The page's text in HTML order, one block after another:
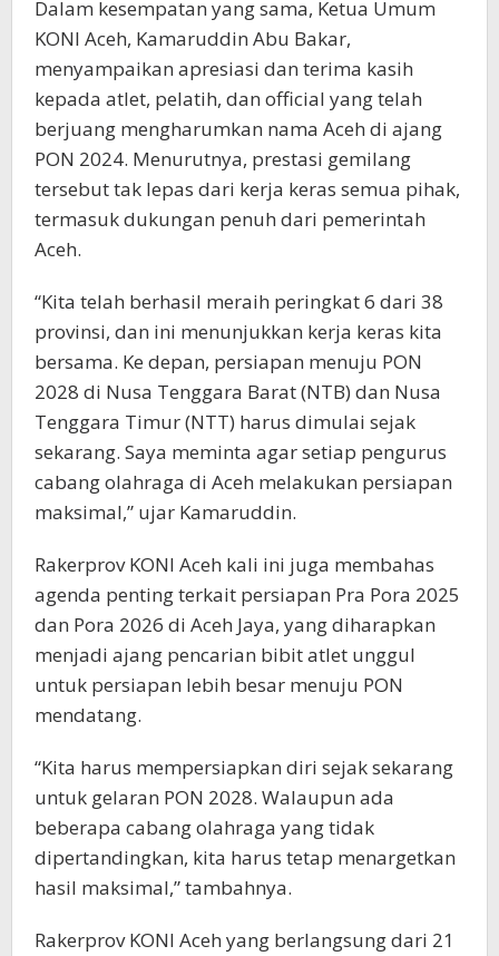
Dalam kesempatan yang sama, Ketua Umum
KONI Aceh, Kamaruddin Abu Bakar,
menyampaikan apresiasi dan terima kasih
kepada atlet, pelatih, dan official yang telah
berjuang mengharumkan nama Aceh di ajang
PON 2024. Menurutnya, prestasi gemilang
tersebut tak lepas dari kerja keras semua pihak,
termasuk dukungan penuh dari pemerintah
Aceh.
“Kita telah berhasil meraih peringkat 6 dari 38
provinsi, dan ini menunjukkan kerja keras kita
bersama. Ke depan, persiapan menuju PON
2028 di Nusa Tenggara Barat (NTB) dan Nusa
Tenggara Timur (NTT) harus dimulai sejak
sekarang. Saya meminta agar setiap pengurus
cabang olahraga di Aceh melakukan persiapan
maksimal,” ujar Kamaruddin.
Rakerprov KONI Aceh kali ini juga membahas
agenda penting terkait persiapan Pra Pora 2025
dan Pora 2026 di Aceh Jaya, yang diharapkan
menjadi ajang pencarian bibit atlet unggul
untuk persiapan lebih besar menuju PON
mendatang.
“Kita harus mempersiapkan diri sejak sekarang
untuk gelaran PON 2028. Walaupun ada
beberapa cabang olahraga yang tidak
dipertandingkan, kita harus tetap menargetkan
hasil maksimal,” tambahnya.
Rakerprov KONI Aceh yang berlangsung dari 21